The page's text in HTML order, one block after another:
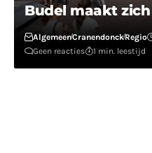
Budel maakt
AlgemeenCranendonckRegio
Geen reacties
1 min. leestijd